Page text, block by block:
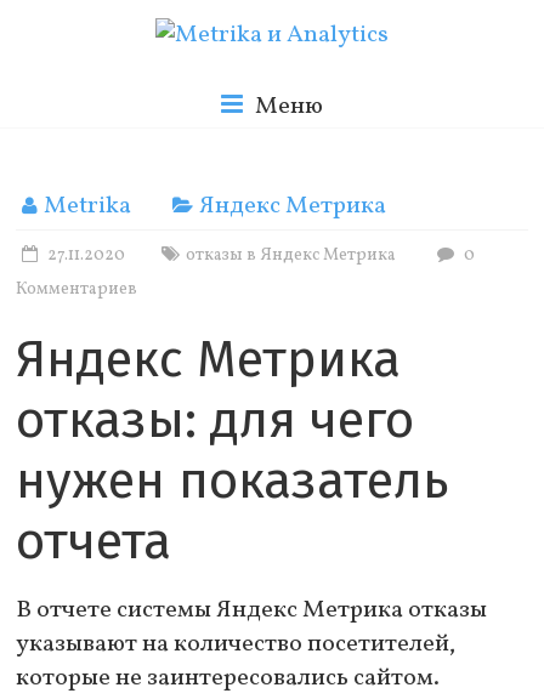
Metrika
и
Analytics
Блог
о
аналитике
Меню
Metrika Яндекс Метрика
27.11.2020 отказы в Яндекс Метрика
0
Комментариев
Яндекс Метрика
отказы: для чего
нужен показатель
отчета
В отчете системы Яндекс Метрика отказы
указывают на количество посетителей,
которые не заинтересовались сайтом.